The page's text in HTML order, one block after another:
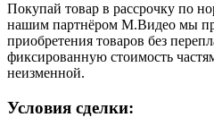
Покупай товар в рассрочку по
нашим партнёром М.Видео мы
приобретения товаров без
фиксированную стоимость
неизменной.
Условия сделки: